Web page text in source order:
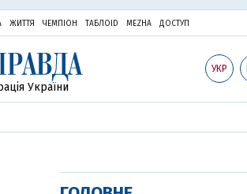
ЖИТТЯ ЧЕМПІОН ТАБЛОID MEZHA ДОСТУП
УКР
України